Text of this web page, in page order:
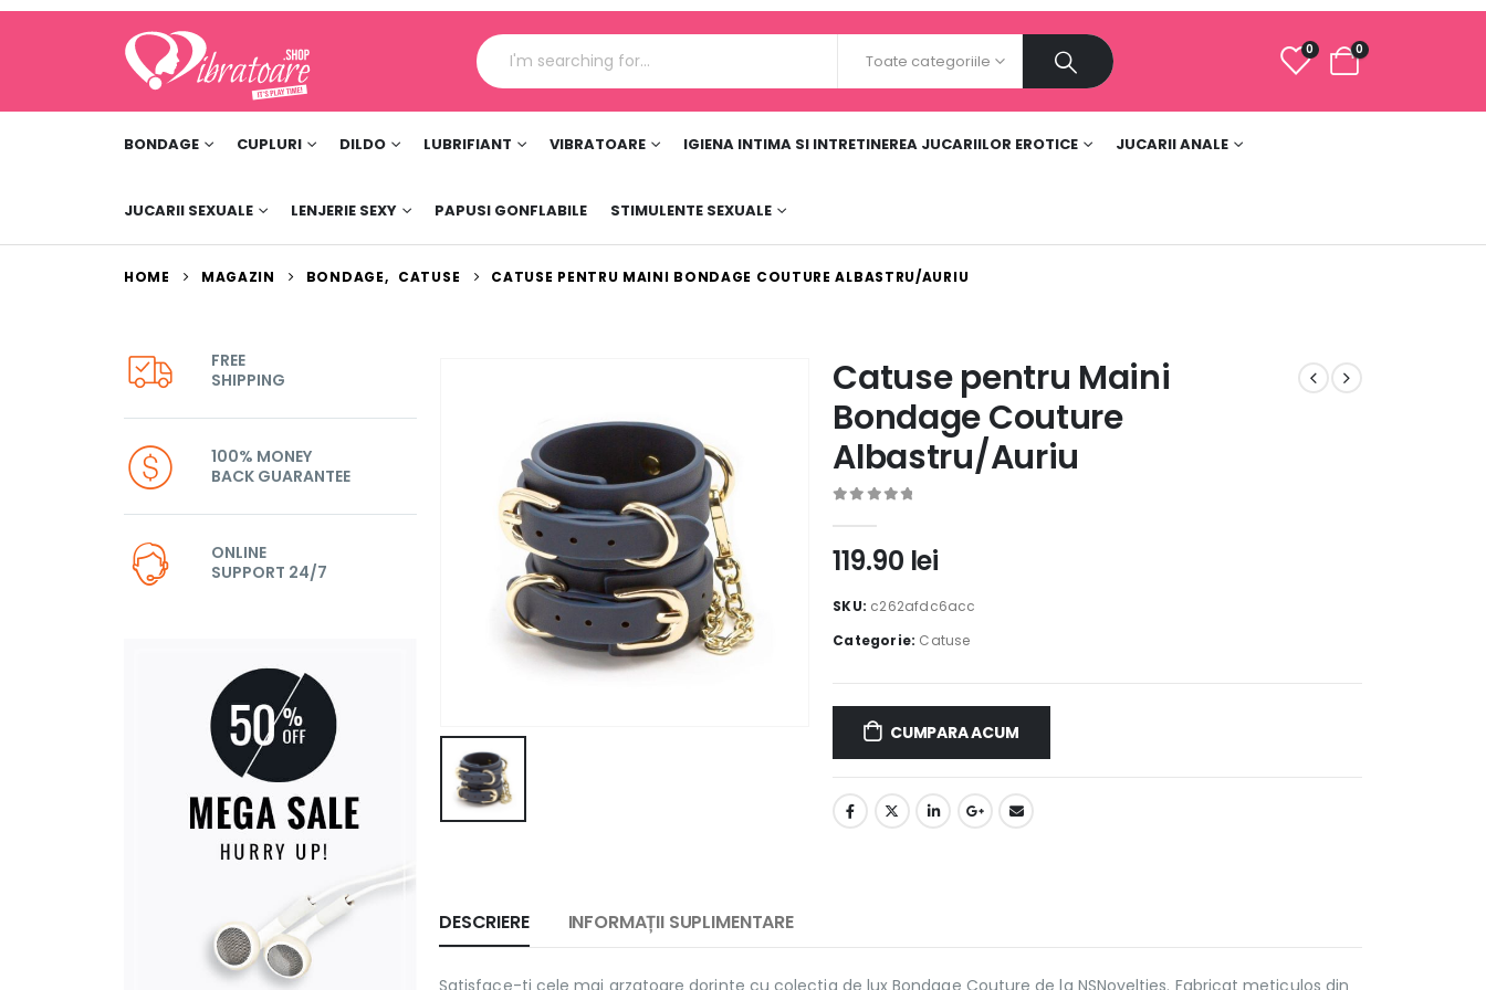
Toate categoriile
0 0
BONDAGE CUPLURI DILDO LUBRIFIANT VIBRATOARE IGIENA INTIMA SI INTRETINEREA JUCARIILOR EROTICE JUCARII ANALE
JUCARII SEXUALE LENJERIE SEXY PAPUSI GONFLABILE STIMULENTE SEXUALE
HOME MAGAZIN BONDAGE, CATUSE CATUSE PENTRU MAINI BONDAGE COUTURE ALBASTRU/AURIU
Catuse pentru Maini
Bondage Couture
Albastru/Auriu
119.90 lei
SKU: c262afdc6acc
Categorie: Catuse
CUMPARA ACUM
DESCRIERE INFORMAȚII SUPLIMENTARE
FREE
SHIPPING
100% MONEY
BACK GUARANTEE
ONLINE
SUPPORT 24/7